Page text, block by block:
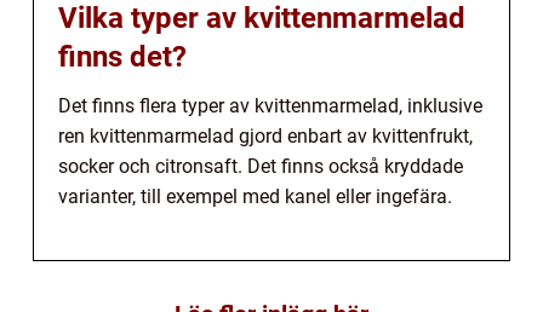
Vilka typer av kvittenmarmelad
finns det?
Det finns flera typer av kvittenmarmelad, inklusive
ren kvittenmarmelad gjord enbart av kvittenfrukt,
socker och citronsaft. Det finns också kryddade
varianter, till exempel med kanel eller ingefära.